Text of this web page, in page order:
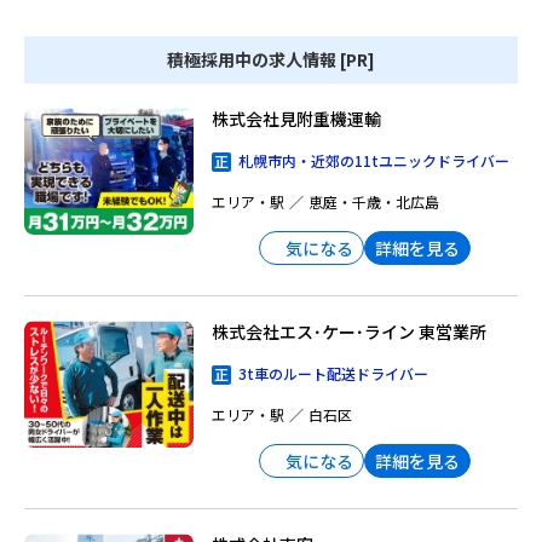
積極採用中の求人情報 [PR]
株式会社見附重機運輸
札幌市内・近郊の11tユニックドライバー
エリア・駅
恵庭・千歳・北広島
気になる 詳細を見る
株式会社エス･ケー･ライン 東営業所
3t車のルート配送ドライバー
エリア・駅
白石区
気になる 詳細を見る